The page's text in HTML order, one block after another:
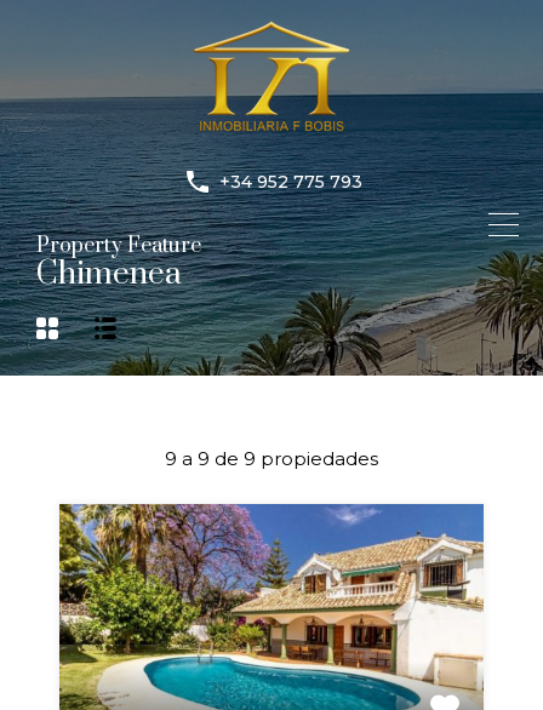
+34 952 775 793
Property Feature
Chimenea
9 a 9 de 9 propiedades